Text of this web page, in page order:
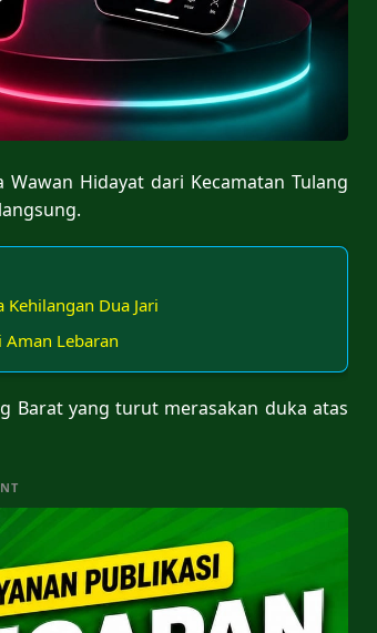
Hidayat dari Kecamatan Tulang
Kehilangan Dua Jari
Aman Lebaran
Barat yang turut merasakan duka atas